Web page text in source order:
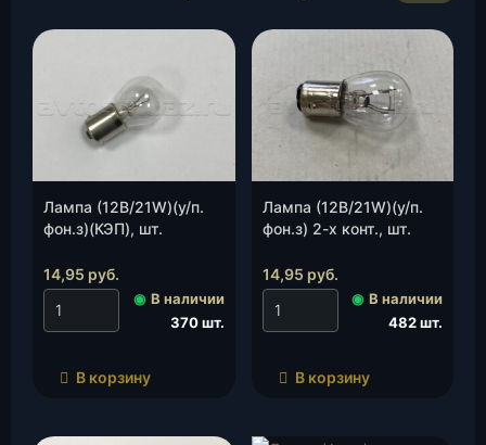
Лампа (12В/21W)(у/п.
фон.з)(КЭП), шт.
14,95 руб.
◉ В наличии
370 шт.
В корзину
Лампа (12В/21W)(у/п.
фон.з) 2-х конт., шт.
14,95 руб.
◉ В наличии
482 шт.
В корзину